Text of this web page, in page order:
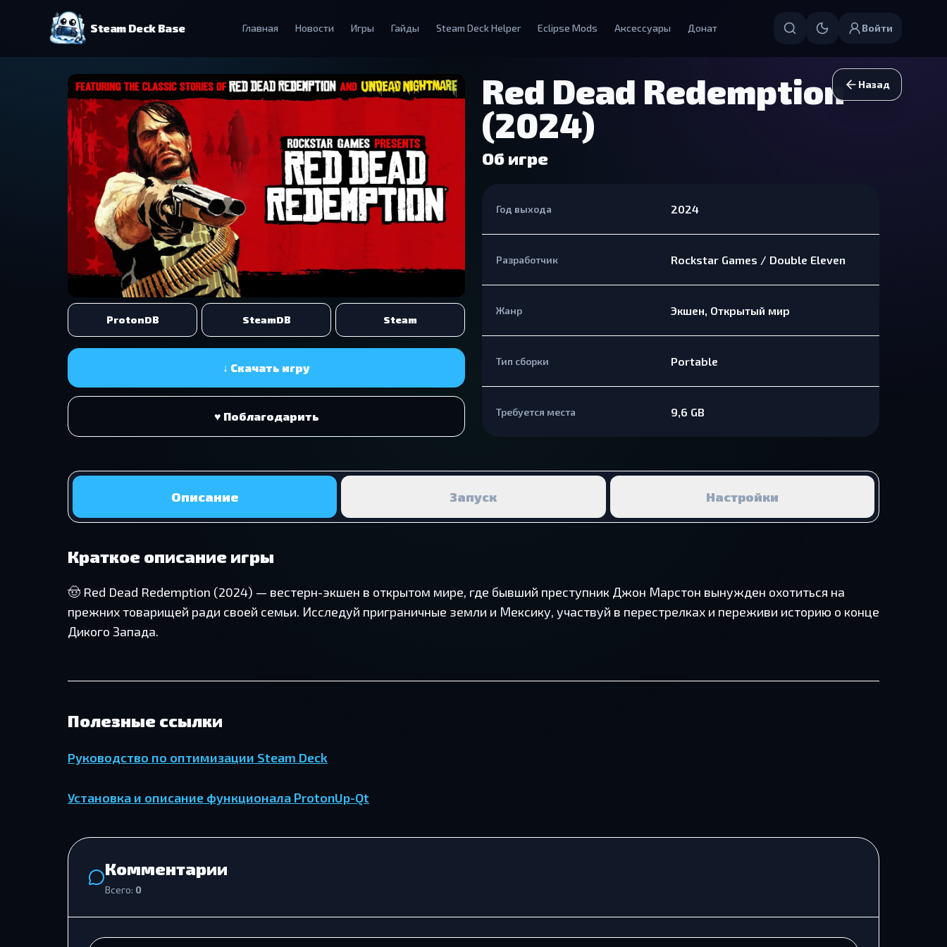
Steam Deck Base Главная Новости Игры Гайды Steam Deck Helper Eclipse Mods Аксессуары Донат Войти
Назад
ProtonDB SteamDB Steam
↓ Скачать игру
♥ Поблагодарить
Red Dead Redemption
(2024)
Об игре
Год выхода 2024
Разработчик Rockstar Games / Double Eleven
Жанр Экшен, Открытый мир
Тип сборки Portable
Требуется места 9,6 GB
Описание Запуск Настройки
Краткое описание игры
🤠 Red Dead Redemption (2024) — вестерн-экшен в открытом мире, где бывший преступник Джон Марстон вынужден охотиться на
прежних товарищей ради своей семьи. Исследуй приграничные земли и Мексику, участвуй в перестрелках и переживи историю о конце
Дикого Запада.
Полезные ссылки
Руководство по оптимизации Steam Deck
Установка и описание функционала ProtonUp-Qt
Комментарии
Всего: 0